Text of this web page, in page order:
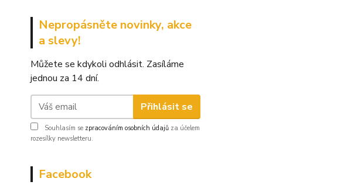
Nepropásněte novinky, akce
a slevy!
Můžete se kdykoli odhlásit. Zasíláme
jednou za 14 dní.
Přihlásit se
Souhlasím se zpracováním osobních údajů za účelem
rozesílky newsletteru.
Facebook